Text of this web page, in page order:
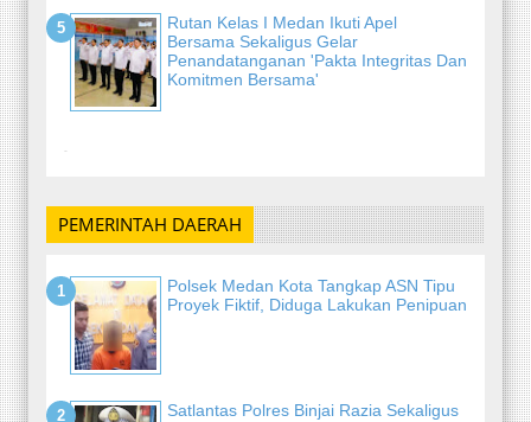
Rutan Kelas I Medan Ikuti Apel
Bersama Sekaligus Gelar
Penandatanganan 'Pakta Integritas Dan
Komitmen Bersama'
-
PEMERINTAH DAERAH
Polsek Medan Kota Tangkap ASN Tipu
Proyek Fiktif, Diduga Lakukan Penipuan
Satlantas Polres Binjai Razia Sekaligus